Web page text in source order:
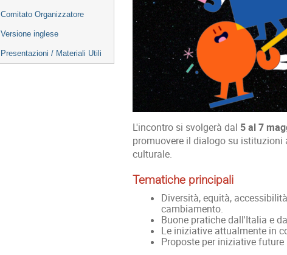
Comitato Organizzatore
Versione inglese
Presentazioni / Materiali Utili
L'incontro si svolgerà dal 5 al 7
promuovere il dialogo su
culturale.
Tematiche principali
Diversità, equità,
cambiamento.
Buone pratiche dall'Italia e
Le iniziative attualmente in
Proposte per iniziative